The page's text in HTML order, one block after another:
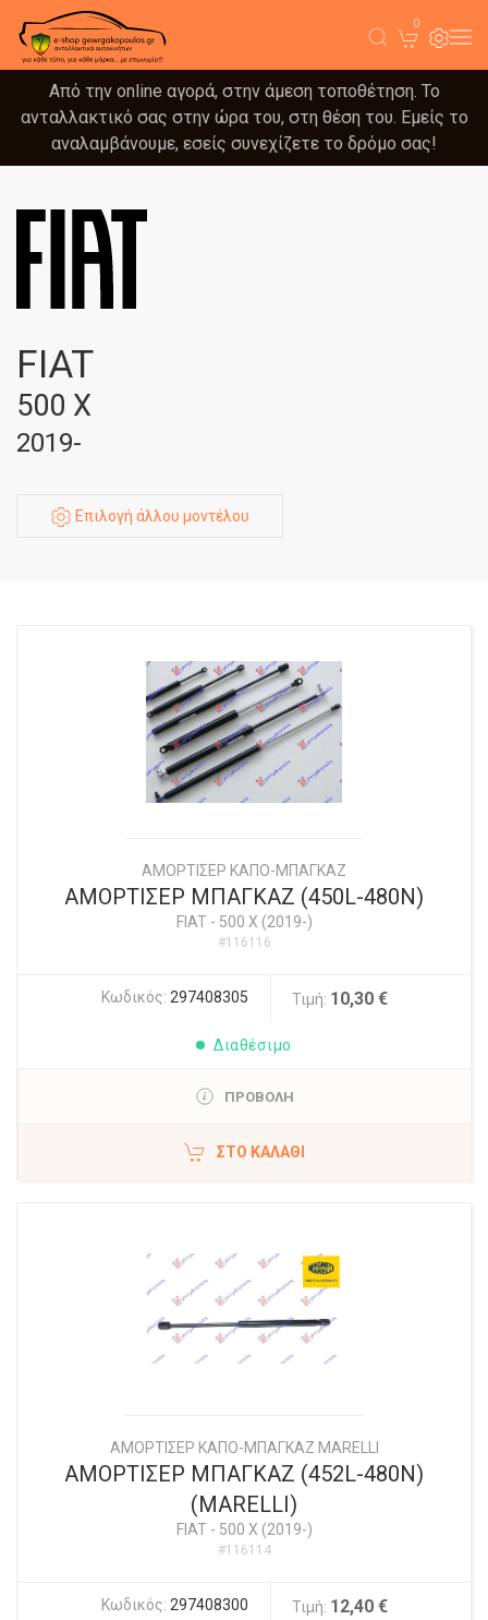
0
Από την online αγορά, στην άμεση τοποθέτηση. Το
ανταλλακτικό σας στην ώρα του, στη θέση του. Εμείς το
αναλαμβάνουμε, εσείς συνεχίζετε το δρόμο σας!
FIAT
500 X
2019-
Επιλογή άλλου μοντέλου
ΑΜΟΡΤΙΣΕΡ ΚΑΠΟ-ΜΠΑΓΚΑΖ
ΑΜΟΡΤΙΣΕΡ ΜΠΑΓΚΑΖ (450L-480N)
FIAT- 500 X (2019-)
#116116
Κωδικός: 297408305 Τιμή: 10,30 €
Διαθέσιμο
ΠΡΟΒΟΛΗ
ΣΤΟ ΚΑΛΆΘΙ
ΑΜΟΡΤΙΣΕΡ ΚΑΠΟ-ΜΠΑΓΚΑΖ MARELLI
ΑΜΟΡΤΙΣΕΡ ΜΠΑΓΚΑΖ (452L-480N)
(MARELLI)
FIAT- 500 X (2019-)
#116114
Κωδικός: 297408300 Τιμή: 12,40 €